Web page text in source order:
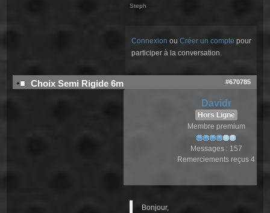
Steph
Connexion ouCréer un compte pour
participer à la conversation.
Choix Semi Rigide 6m #670785
Davidr
Hors Ligne
Membre premium
Messages : 157
Remerciements reçus 4
Bonjour,